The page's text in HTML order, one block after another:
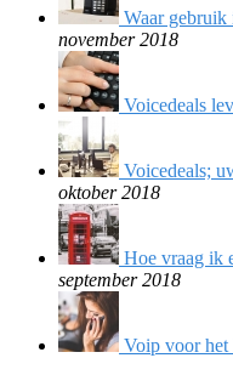
Waar gebruik
november 2018
Voicedeals
Voicedeals;
oktober 2018
Hoe vraag ik
september 2018
Voip voor